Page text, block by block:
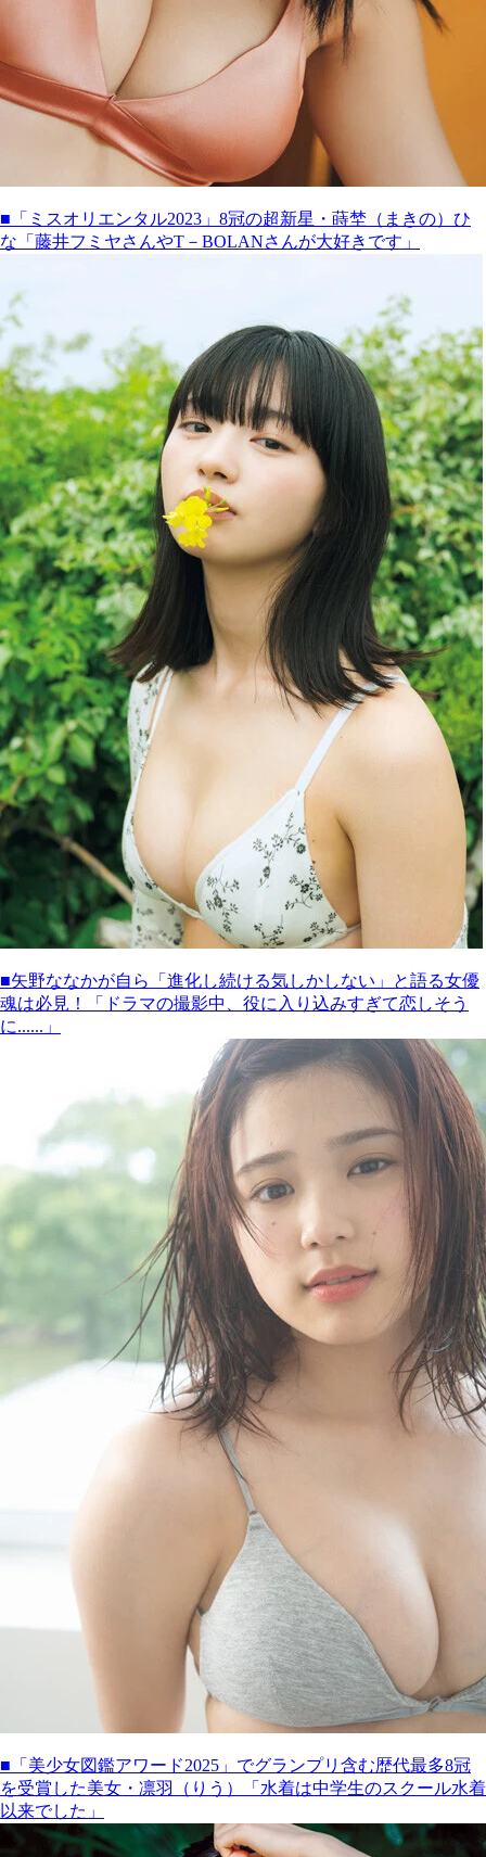
■「ミスオリエンタル2023」8冠の超新星・蒔埜（まきの）ひ
な「藤井フミヤさんやT－BOLANさんが大好きです」
■矢野ななかが自ら「進化し続ける気しかしない」と語る女優
魂は必見！「ドラマの撮影中、役に入り込みすぎて恋しそう
に......」
■「美少女図鑑アワード2025」でグランプリ含む歴代最多8冠
を受賞した美女・凛羽（りう）「水着は中学生のスクール水着
以来でした」